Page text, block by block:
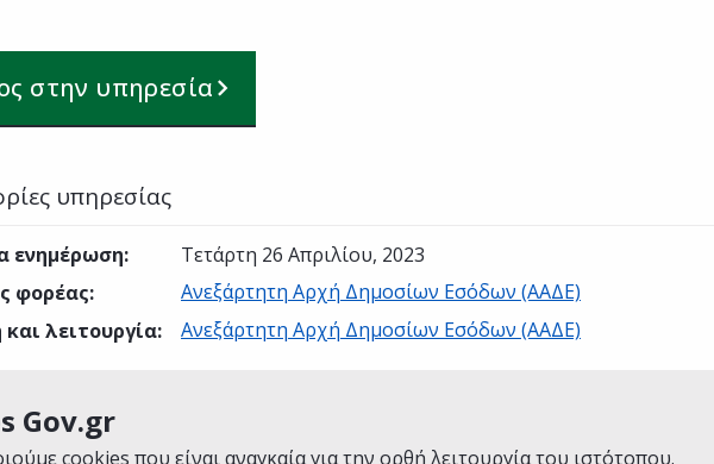
Gov.gr
cookies που είναι αναγκαία για την ορθή λειτουργία του ιστότοπου.
στην υπηρεσία
υπηρεσίας
ενημέρωση:
Τετάρτη 26 Απριλίου, 2023
φορέας:
Ανεξάρτητη Αρχή Δημοσίων Εσόδων (ΑΑΔΕ)
λειτουργία: Ανεξάρτητη Αρχή Δημοσίων Εσόδων (ΑΑΔΕ)
χρήσιμη αυτή η σελίδα;